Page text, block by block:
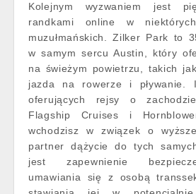
Kolejnym wyzwaniem jest
randkami online w niektórych
muzułmańskich. Zilker Park to
w samym sercu Austin, który
na świeżym powietrzu, takich
jazda na rowerze i pływanie.
oferujących rejsy o
Flagship Cruises i
wchodzisz w związek o
partner dążycie do tych
jest zapewnienie
umawiania się z osobą